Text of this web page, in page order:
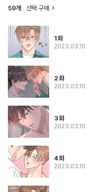
59개 선택 구매
1화
2023.03.10
2화
2023.03.10
3화
2023.03.10
4화
2023.03.10